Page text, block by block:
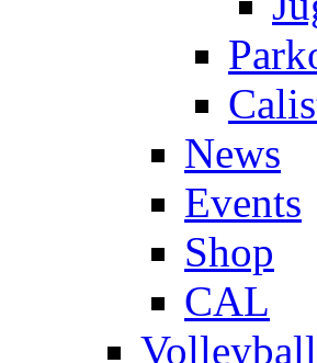
News
Events
Shop
CAL